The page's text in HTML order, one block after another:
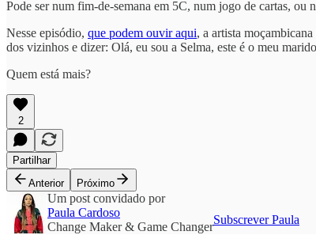
Pode ser num fim-de-semana em 5C, num jogo de cartas, ou
Nesse episódio, que podem ouvir aqui, a artista
dos vizinhos e dizer: Olá, eu sou a Selma, este é o meu
Quem está mais?
2
Partilhar
Anterior
Próximo
Um post convidado por
Paula Cardoso
Change Maker & Game Changer
Subscrever Paula